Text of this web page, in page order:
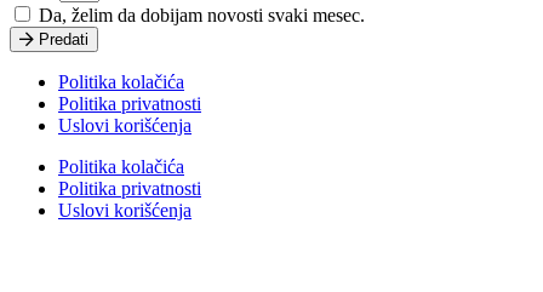
Da, želim da dobijam novosti svaki mesec.
Predati
Politika kolačića
Politika privatnosti
Uslovi korišćenja
Politika kolačića
Politika privatnosti
Uslovi korišćenja